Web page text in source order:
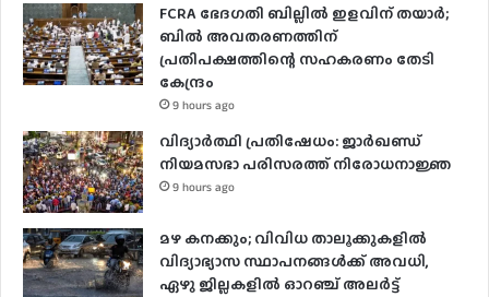
FCRA ഭേദഗതി ബില്ലിൽ ഇളവിന് തയാർ;
ബിൽ അവതരണത്തിന്
പ്രതിപക്ഷത്തിന്റെ സഹകരണം തേടി
കേന്ദ്രം
9 hours ago
വിദ്യാർത്ഥി പ്രതിഷേധം: ജാർഖണ്ഡ്
നിയമസഭാ പരിസരത്ത് നിരോധനാജ്ഞ
9 hours ago
മഴ കനക്കും; വിവിധ താലൂക്കുകളില്‍
വിദ്യാഭ്യാസ സ്ഥാപനങ്ങള്‍ക്ക് അവധി,
ഏഴു ജില്ലകളില്‍ ഓറഞ്ച് അലർ‌ട്ട്